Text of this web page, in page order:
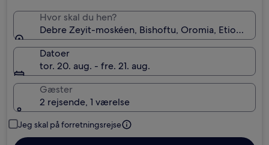
Hvor skal du hen?
Debre Zeyit-moskéen, Bishoftu, Oromia, Etiopien
Datoer
tor. 20. aug. - fre. 21. aug.
Gæster
2 rejsende, 1 værelse
Jeg skal på forretningsrejse